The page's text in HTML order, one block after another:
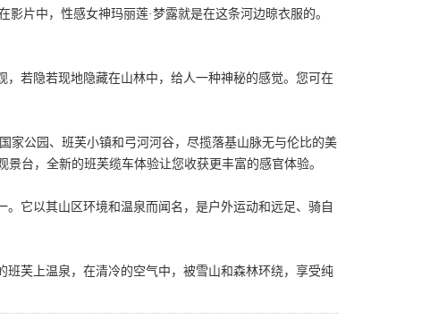
影片中，性感女神玛丽莲·梦露就是在这条河边晾衣服的。
若隐若现地隐藏在山林中，给人一种神秘的感觉。您可在
家公园、班芙小镇和弓河河谷，尽揽落基山脉无与伦比的美
台，全新的班芙缆车体验让您收获更丰富的感官体验。
它以其山区环境和温泉而闻名，是户外运动和远足、骑自
芙上温泉，在清冷的空气中，被雪山和森林环绕，享受纯